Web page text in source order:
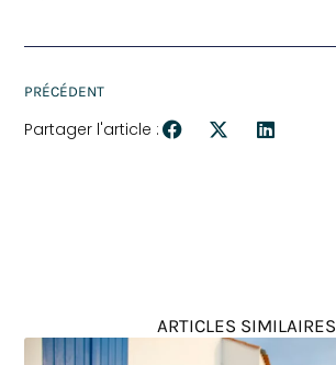
PRÉCÉDENT
Partager l'article :
ARTICLES SIMILAIRES